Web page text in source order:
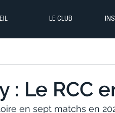
LE CLUB
: Le RCC
en sept matchs en